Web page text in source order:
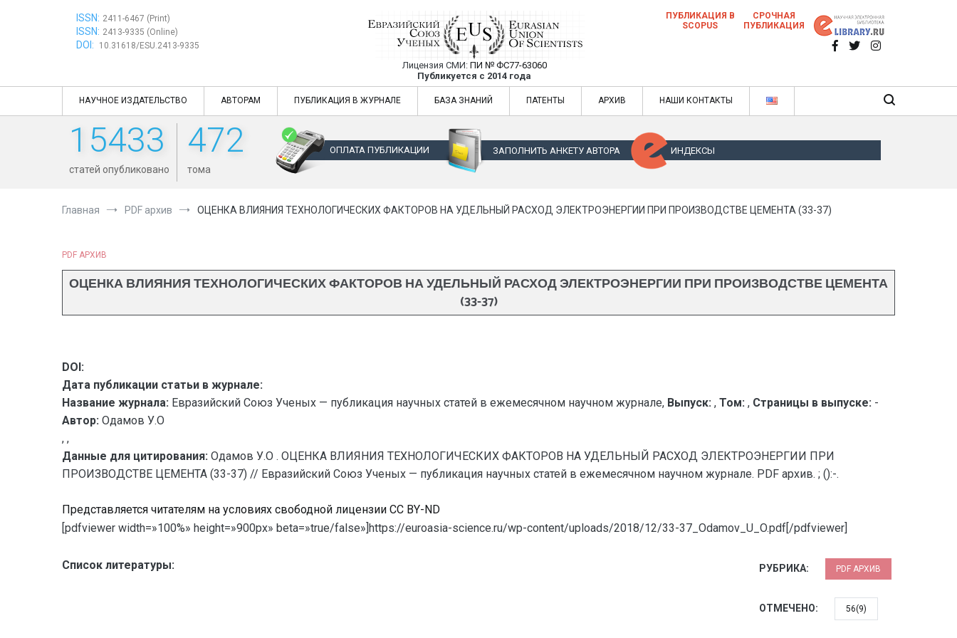
ISSN: 2411-6467 (Print)
ISSN: 2413-9335 (Online)
DOI: 10.31618/ESU.2413-9335
Евразийский Союз Ученых — публикация научных статей в ежемесячном научном
журнале
Лицензия СМИ: ПИ № ФС77-63060
Публикуется с 2014 года
Евразийский Союз Ученых — публикация научных статей в ежемесячном научном журнале
ПУБЛИКАЦИЯ В
SCOPUS
СРОЧНАЯ
ПУБЛИКАЦИЯ
НАУЧНОЕ ИЗДАТЕЛЬСТВО АВТОРАМ ПУБЛИКАЦИЯ В ЖУРНАЛЕ БАЗА ЗНАНИЙ ПАТЕНТЫ АРХИВ НАШИ КОНТАКТЫ
15433
статей опубликовано
472
тома
ОПЛАТА ПУБЛИКАЦИИ ЗАПОЛНИТЬ АНКЕТУ АВТОРА ИНДЕКСЫ
Главная PDF архив ОЦЕНКА ВЛИЯНИЯ ТЕХНОЛОГИЧЕСКИХ ФАКТОРОВ НА УДЕЛЬНЫЙ РАСХОД ЭЛЕКТРОЭНЕРГИИ ПРИ ПРОИЗВОДСТВЕ ЦЕМЕНТА (33-37)
PDF АРХИВ
ОЦЕНКА ВЛИЯНИЯ ТЕХНОЛОГИЧЕСКИХ ФАКТОРОВ НА УДЕЛЬНЫЙ РАСХОД ЭЛЕКТРОЭНЕРГИИ ПРИ ПРОИЗВОДСТВЕ ЦЕМЕНТА
(33-37)
DOI:
Дата публикации статьи в журнале:
Название журнала: Евразийский Союз Ученых — публикация научных статей в ежемесячном научном журнале, Выпуск: , Том: , Страницы в выпуске: -
Автор: Одамов У.О
, ,
Данные для цитирования: Одамов У.О . ОЦЕНКА ВЛИЯНИЯ ТЕХНОЛОГИЧЕСКИХ ФАКТОРОВ НА УДЕЛЬНЫЙ РАСХОД ЭЛЕКТРОЭНЕРГИИ ПРИ
ПРОИЗВОДСТВЕ ЦЕМЕНТА (33-37) // Евразийский Союз Ученых — публикация научных статей в ежемесячном научном журнале. PDF архив. ; ():-.
Представляется читателям на условиях свободной лицензии CC BY-ND
[pdfviewer width=»100%» height=»900px» beta=»true/false»]https://euroasia-science.ru/wp-content/uploads/2018/12/33-37_Odamov_U_O.pdf[/pdfviewer]
Список литературы: РУБРИКА: PDF АРХИВ
ОТМЕЧЕНО: 56(9)